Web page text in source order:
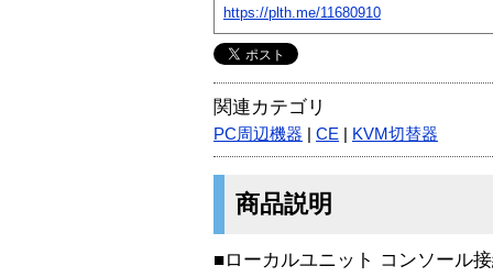
https://plth.me/11680910
関連カテゴリ
PC周辺機器 CE KVM切替器
商品説明
■ローカルユニット コンソール